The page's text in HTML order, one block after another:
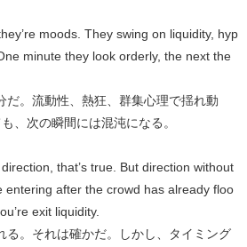
moods. They swing on liquidity, hyp
minute they look orderly, the next the
だ。流動性、熱狂、群集心理で揺れ動
、次の瞬間には混沌になる。
that’s true. But direction without
entering after the crowd has already floo
exit liquidity.
る。それは確かだ。しかし、タイミング